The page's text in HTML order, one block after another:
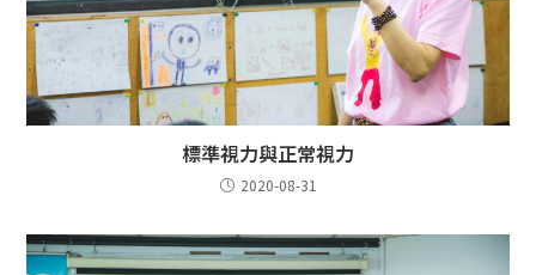
標準視力與正常視力
2020-08-31